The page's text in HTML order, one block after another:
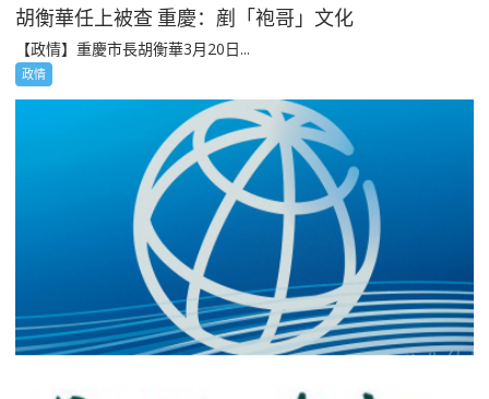
胡衡華任上被查 重慶：剷「袍哥」文化
【政情】重慶市長胡衡華3月20日...
政情